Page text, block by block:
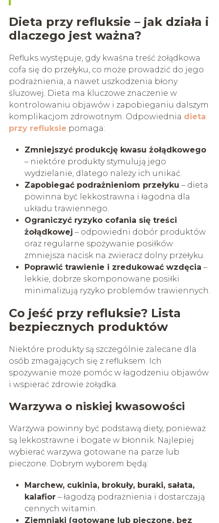
Dieta przy refluksie – jak działa i
dlaczego jest ważna?
Refluks występuje, gdy kwaśna treść żołądkowa
cofa się do przełyku, co może prowadzić do jego
podrażnienia, a nawet uszkodzenia błony
śluzowej. Dieta ma kluczowe znaczenie w
kontrolowaniu objawów i zapobieganiu dalszym
komplikacjom zdrowotnym. Odpowiednia dieta
przy refluksie pomaga:
Zmniejszyć produkcję kwasu żołądkowego
– niektóre produkty stymulują jego
wydzielanie, dlatego należy ich unikać.
Zapobiegać podrażnieniom przełyku – dieta
powinna być lekkostrawna i łagodna dla
układu trawiennego.
Ograniczyć ryzyko cofania się treści
żołądkowej – odpowiedni dobór produktów
oraz regularne spożywanie posiłków
zmniejsza nacisk na zwieracz dolny przełyku.
Poprawić trawienie i zredukować wzdęcia –
lekkie, dobrze skomponowane posiłki
minimalizują ryzyko problemów trawiennych.
Co jeść przy refluksie? Lista
bezpiecznych produktów
Niektóre produkty są szczególnie zalecane dla
osób zmagających się z refluksem. Ich
spożywanie może pomóc w łagodzeniu objawów
i wspierać zdrowie żołądka.
Warzywa o niskiej kwasowości
Warzywa powinny być podstawą diety, ponieważ
są lekkostrawne i bogate w błonnik. Najlepiej
wybierać warzywa gotowane na parze lub
pieczone. Dobrym wyborem będą:
Marchew, cukinia, brokuły, buraki, sałata,
kalafior– łagodzą podrażnienia i dostarczają
cennych witamin.
Ziemniaki (gotowane lub pieczone, bez